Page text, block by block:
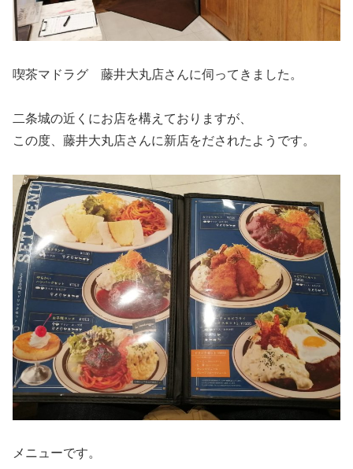
喫茶マドラグ 藤井大丸店さんに伺ってきました。
二条城の近くにお店を構えておりますが、
この度、藤井大丸店さんに新店をだされたようです。
メニューです。